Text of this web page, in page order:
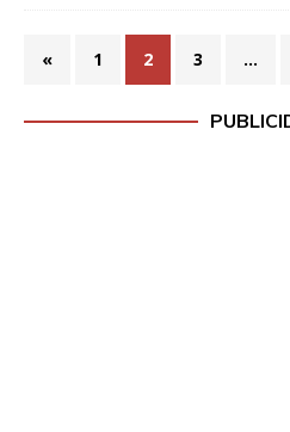
« 1 2 3 …